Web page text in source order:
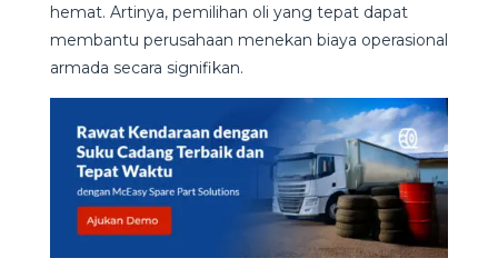
hemat. Artinya, pemilihan oli yang tepat dapat
membantu perusahaan menekan biaya operasional
armada secara signifikan.